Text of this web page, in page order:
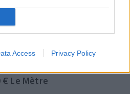
Access Privacy Policy
BOHÈMES - ADI BRONZE
€ Le Mètre